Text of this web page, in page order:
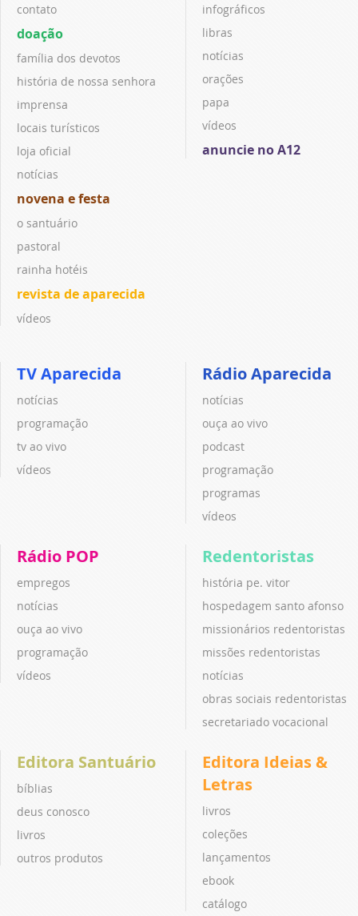
contato
doação
família dos devotos
história de nossa senhora
imprensa
locais turísticos
loja oficial
notícias
novena e festa
o santuário
pastoral
rainha hotéis
revista de aparecida
vídeos
infográficos
libras
notícias
orações
papa
vídeos
anuncie no A12
TV Aparecida
notícias
programação
tv ao vivo
vídeos
Rádio Aparecida
notícias
ouça ao vivo
podcast
programação
programas
vídeos
Rádio POP
empregos
notícias
ouça ao vivo
programação
vídeos
Redentoristas
história pe. vitor
hospedagem santo afonso
missionários redentoristas
missões redentoristas
notícias
obras sociais redentoristas
secretariado vocacional
Editora Santuário
bíblias
deus conosco
livros
outros produtos
Editora Ideias &
Letras
livros
coleções
lançamentos
ebook
catálogo